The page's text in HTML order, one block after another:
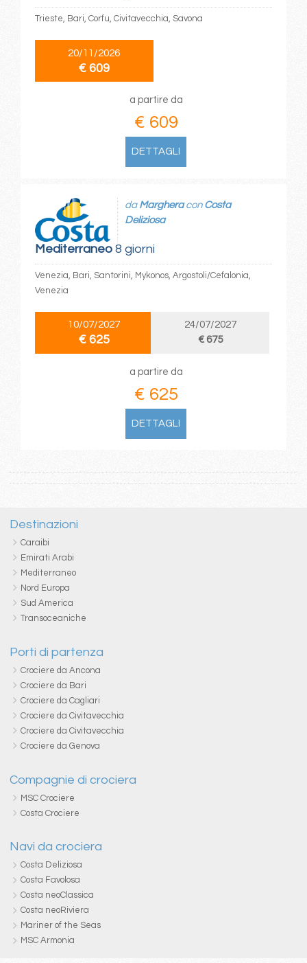
Trieste, Bari, Corfu, Civitavecchia, Savona
20/11/2026
€ 609
a partire da
€ 609
DETTAGLI
Mediterraneo8 giorni
da Margheracon Costa
Deliziosa
Venezia, Bari, Santorini, Mykonos, Argostoli/Cefalonia,
Venezia
10/07/2027
€ 625
24/07/2027
€ 675
a partire da
€ 625
DETTAGLI
Destinazioni
Caraibi
Emirati Arabi
Mediterraneo
Nord Europa
Sud America
Transoceaniche
Porti di partenza
Crociere da Ancona
Crociere da Bari
Crociere da Cagliari
Crociere da Civitavecchia
Crociere da Civitavecchia
Crociere da Genova
Compagnie di crociera
MSC Crociere
Costa Crociere
Navi da crociera
Costa Deliziosa
Costa Favolosa
Costa neoClassica
Costa neoRiviera
Mariner of the Seas
MSC Armonia